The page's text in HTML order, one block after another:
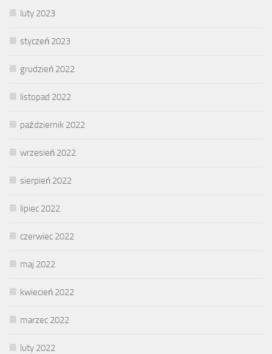
luty 2023
styczeń 2023
grudzień 2022
listopad 2022
październik 2022
wrzesień 2022
sierpień 2022
lipiec 2022
czerwiec 2022
maj 2022
kwiecień 2022
marzec 2022
luty 2022